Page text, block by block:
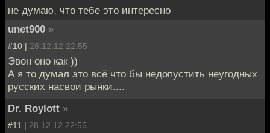
не думаю, что тебе это интересно
unet900 »
#10 | 28.12.12 22:55
Эвон оно как ))
А я то думал это всё что бы недопустить неугодных
русских насвои рынки....
Dr. Roylott »
#11 | 28.12.12 22:55